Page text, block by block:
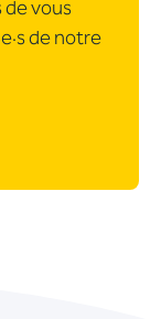
de vous
de notre